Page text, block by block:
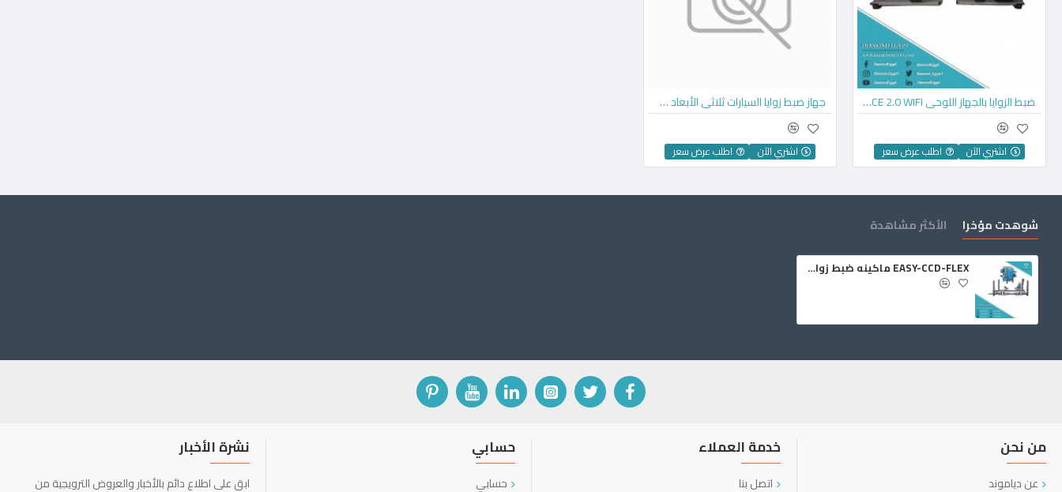
ضبط الزوايا بالجهاز اللوحي SPACE 2.0 WIFI
اشتري الآن اطلب عرض سعر
جهاز ضبط زوايا السيارات ثلاثي الأبعاد صن شاين
اشتري الآن اطلب عرض سعر
شوهدت مؤخرا الأكثر مشاهدة
EASY-CCD-FLEX ماكينه ضبط زوايا ملاكي
من نحن
عن دياموند
خدمة العملاء
اتصل بنا
حسابي
حسابي
نشرة الأخبار
ابق على اطلاع دائم بالأخبار والعروض الترويجية من